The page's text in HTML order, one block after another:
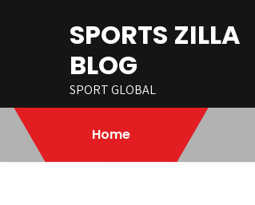
SPORTS ZILLA
BLOG
SPORT GLOBAL
Home